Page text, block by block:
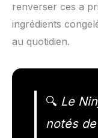
renverser ces a
ingrédients
au quotidien.
🔍 Le
notés